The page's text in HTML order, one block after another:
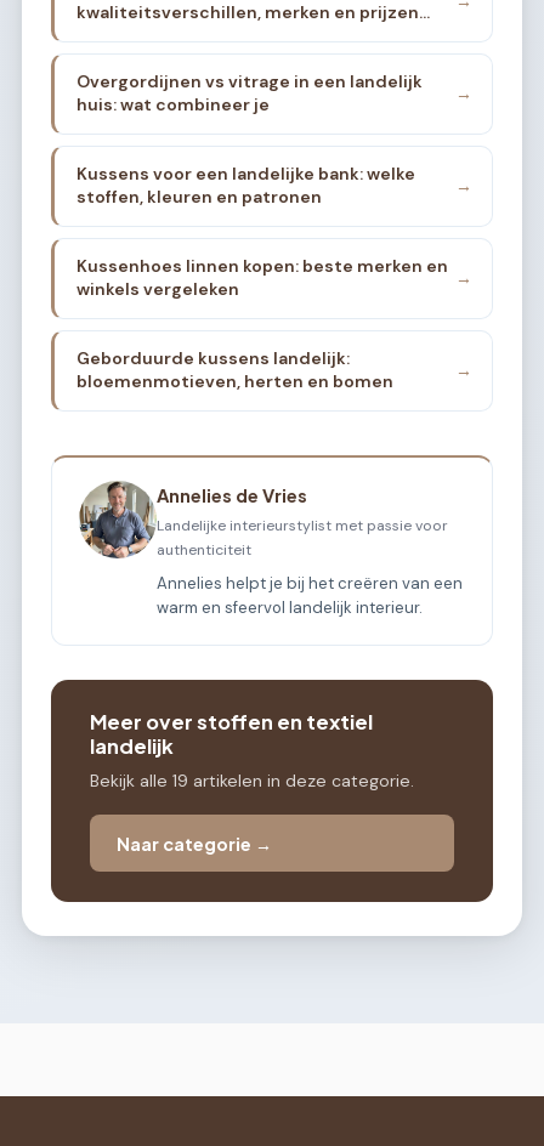
kwaliteitsverschillen, merken en prijzen
Overgordijnen vs vitrage in een landelijk
huis: wat combineer je
→
Kussens voor een landelijke bank: welke
stoffen, kleuren en patronen
→
Kussenhoes linnen kopen: beste merken en
winkels vergeleken
→
Geborduurde kussens landelijk:
bloemenmotieven, herten en bomen
→
Annelies de Vries
Landelijke interieurstylist met passie voor
authenticiteit
Annelies helpt je bij het creëren van een
warm en sfeervol landelijk interieur.
Meer over stoffen en textiel
landelijk
Bekijk alle 19 artikelen in deze categorie.
Naar categorie →